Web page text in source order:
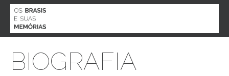
O PROJETO
BIOGRAFIAS
BIOGRAFIA